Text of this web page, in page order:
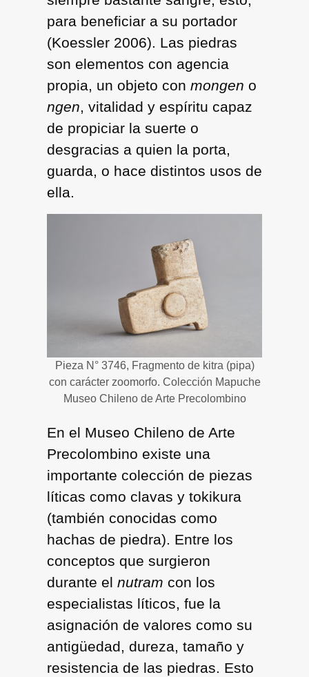
para beneficiar a su portador
(Koessler 2006). Las piedras
son elementos con agencia
propia, un objeto con mongen o
ngen, vitalidad y espíritu capaz
de propiciar la suerte o
desgracias a quien la porta,
guarda, o hace distintos usos de
ella.
Pieza N° 3746, Fragmento de kitra (pipa)
con carácter zoomorfo. Colección Mapuche
Museo Chileno de Arte Precolombino
En el Museo Chileno de Arte
Precolombino existe una
importante colección de piezas
líticas como clavas y tokikura
(también conocidas como
hachas de piedra). Entre los
conceptos que surgieron
durante el nutram con los
especialistas líticos, fue la
asignación de valores como su
antigüedad, dureza, tamaño y
resistencia de las piedras. Esto